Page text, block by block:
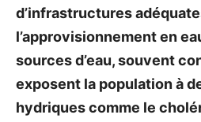
d’infrastructures
l’approvisionnement en
sources d’eau, souvent
exposent la population à
hydriques comme le